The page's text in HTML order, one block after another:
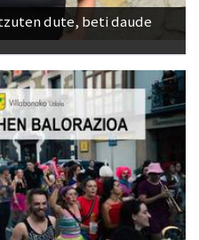
dute, beti daude